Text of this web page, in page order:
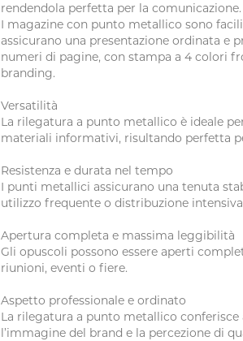
rendendola perfetta per la comunicazione.
I magazine con punto metallico sono
assicurano una presentazione ordinata e
numeri di pagine, con stampa a 4 colori
branding.
Versatilità
La rilegatura a punto metallico è ideale
materiali informativi, risultando perfetta
Resistenza e durata nel tempo
I punti metallici assicurano una tenuta
utilizzo frequente o distribuzione
Apertura completa e massima leggibilità
Gli opuscoli possono essere aperti
riunioni, eventi o fiere.
Aspetto professionale e ordinato
La rilegatura a punto metallico
l’immagine del brand e la percezione di